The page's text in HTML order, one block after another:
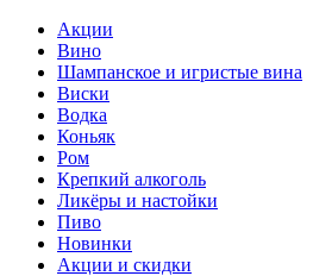
Акции
Вино
Шампанское и игристые вина
Виски
Водка
Коньяк
Ром
Крепкий алкоголь
Ликёры и настойки
Пиво
Новинки
Акции и скидки